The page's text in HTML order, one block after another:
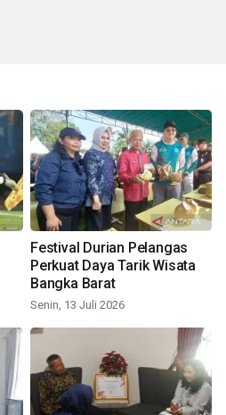
Festival Durian Pelangas
Perkuat Daya Tarik Wisata
Bangka Barat
Senin, 13 Juli 2026